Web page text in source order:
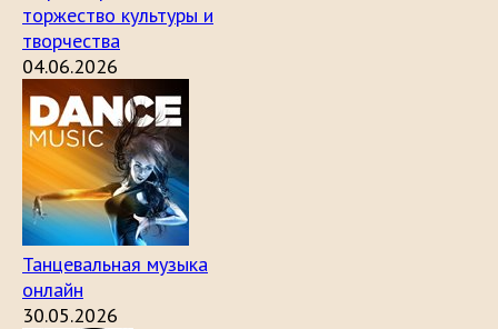
торжество культуры и
творчества
04.06.2026
Танцевальная музыка
онлайн
30.05.2026